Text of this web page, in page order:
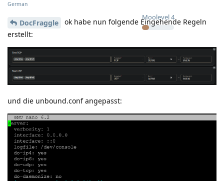
Moolevel4
German
DocFraggle
ok habe nun folgende Eingehende Regeln
erstellt:
und die unbound.conf angepasst: